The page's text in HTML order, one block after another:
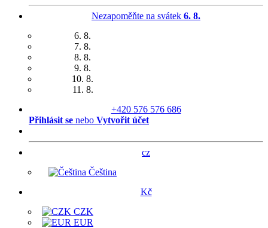
Nezapoměňte na svátek 6. 8.
6. 8.
7. 8.
8. 8.
9. 8.
10. 8.
11. 8.
+420 576 576 686
Přihlásit se nebo Vytvořit účet
cz
Čeština
Kč
CZK
EUR